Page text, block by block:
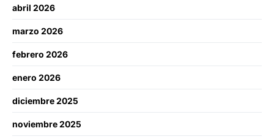
abril 2026
marzo 2026
febrero 2026
enero 2026
diciembre 2025
noviembre 2025